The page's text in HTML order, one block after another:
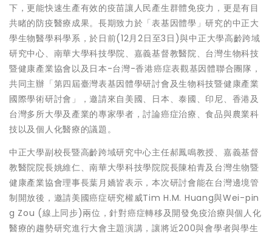
下，更能快速生產有效的疫苗讓人民產生群體免疫力，更是有目
共睹的防疫醫療成果。長期致力於「表基因體學」研究的中正大
學生物醫學科學系，於日前(12月2日至3日)與中正大學高齡跨域
研究中心、南華大學科技學院、嘉義基督教醫院、台灣生物科技
暨健康產業協會以及日本-台灣-香港癌症表觀基因體聯合團隊，
共同主辦「第四屆臺灣表基因體學研討會及生物科技暨健康產業
國際學術研討會」，邀請來自美國、日本、泰國、印尼、香港及
台灣多所大學及產業的專家學者，討論癌症治療、食品與農業科
技以及個人化醫療的議題。
中正大學副校長暨高齡跨域研究中心主任郝鳳鳴教授、嘉義基督
教醫院院長姚維仁、南華大學科技學院院長陳柏青及台灣生物暨
健康產業協會理事長葉月嬌皆表示，本次研討會能在台灣邊境管
制開放後，邀請美國癌症研究權威Tim H.M. Huang與Wei-pin
g Zou (線上同步)兩位，針對癌症轉移及開發免疫治療與個人化
醫療的趨勢研究進行大會主題演講，讓將近200與會學者與學生